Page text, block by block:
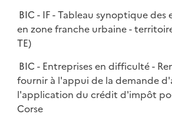
BIC - IF - Tableau synoptique des
en zone franche urbaine -
TE)
BIC - Entreprises en difficulté -
fournir à l'appui de la demande
l'application du crédit d'impôt
Corse